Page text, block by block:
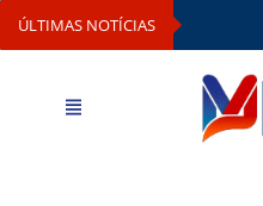
ÚLTIMAS NOTÍCIAS